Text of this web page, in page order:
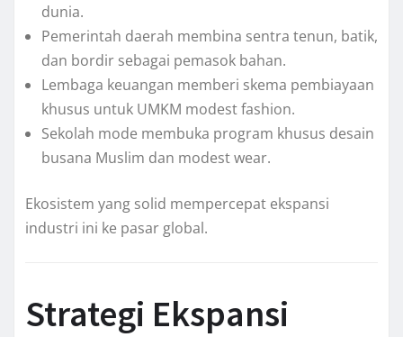
dunia.
Pemerintah daerah membina sentra tenun, batik,
dan bordir sebagai pemasok bahan.
Lembaga keuangan memberi skema pembiayaan
khusus untuk UMKM modest fashion.
Sekolah mode membuka program khusus desain
busana Muslim dan modest wear.
Ekosistem yang solid mempercepat ekspansi
industri ini ke pasar global.
Strategi Ekspansi